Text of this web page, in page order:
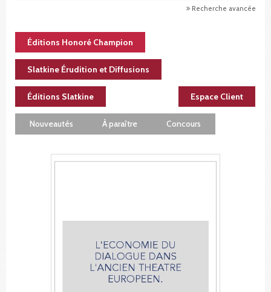
Recherche avancée
Éditions Honoré Champion
Slatkine Érudition et Diffusions
Éditions Slatkine Espace Client
Nouveautés À paraître Concours